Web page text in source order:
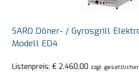
SARO Döner- / Gyrosgrill
Modell ED4
Listenpreis: € 2.460,00 zzgl.